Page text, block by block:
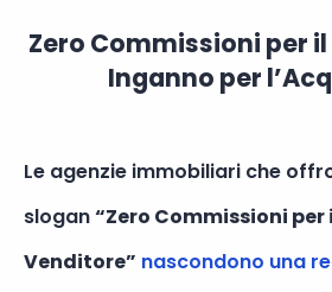
Zero Commissioni per
Inganno per
Le agenzie immobiliari che
slogan“Zero Commissioni per
Venditore” nascondono una